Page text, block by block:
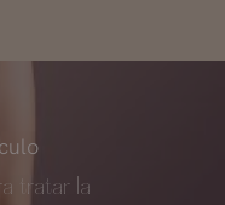
tratar la